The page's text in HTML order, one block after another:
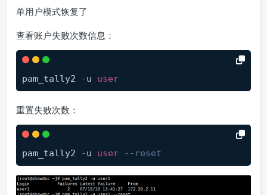
单用户模式恢复了
查看账户失败次数信息：
pam_tally2 -u user
重置失败次数：
pam_tally2 -u user --reset